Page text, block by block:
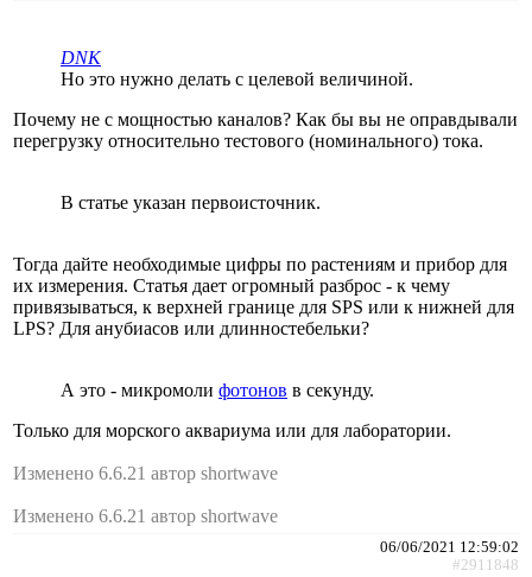
DNK
Но это нужно делать с целевой величиной.
Почему не с мощностью каналов? Как бы вы не оправдывали
перегрузку относительно тестового (номинального) тока.
В статье указан первоисточник.
Тогда дайте необходимые цифры по растениям и прибор для
их измерения. Статья дает огромный разброс - к чему
привязываться, к верхней границе для SPS или к нижней для
LPS? Для анубиасов или длинностебельки?
А это - микромоли фотонов в секунду.
Только для морского аквариума или для лаборатории.
Изменено 6.6.21 автор shortwave
Изменено 6.6.21 автор shortwave
06/06/2021 12:59:02
#2911848